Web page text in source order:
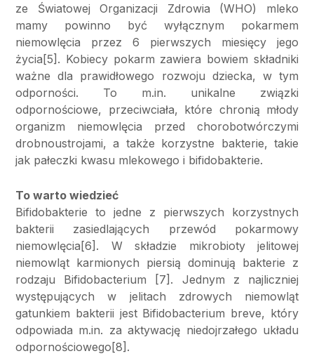
ze Światowej Organizacji Zdrowia (WHO) mleko
mamy powinno być wyłącznym pokarmem
niemowlęcia przez 6 pierwszych miesięcy jego
życia[5]. Kobiecy pokarm zawiera bowiem składniki
ważne dla prawidłowego rozwoju dziecka, w tym
odporności. To m.in. unikalne związki
odpornościowe, przeciwciała, które chronią młody
organizm niemowlęcia przed chorobotwórczymi
drobnoustrojami, a także korzystne bakterie, takie
jak pałeczki kwasu mlekowego i bifidobakterie.
To warto wiedzieć
Bifidobakterie to jedne z pierwszych korzystnych
bakterii zasiedlających przewód pokarmowy
niemowlęcia[6]. W składzie mikrobioty jelitowej
niemowląt karmionych piersią dominują bakterie z
rodzaju Bifidobacterium [7]. Jednym z najliczniej
występujących w jelitach zdrowych niemowląt
gatunkiem bakterii jest Bifidobacterium breve, który
odpowiada m.in. za aktywację niedojrzałego układu
odpornościowego[8].